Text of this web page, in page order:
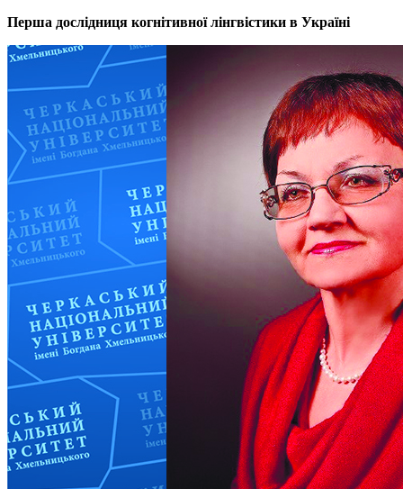
Перша дослідниця когнітивної лінгвістики в Україні